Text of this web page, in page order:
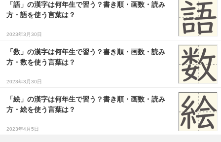
「語」の漢字は何年生で習う？書き順・画数・読み
方・語を使う言葉は？
2023年3月30日
「数」の漢字は何年生で習う？書き順・画数・読み
方・数を使う言葉は？
2023年3月30日
「絵」の漢字は何年生で習う？書き順・画数・読み
方・絵を使う言葉は？
2023年4月5日